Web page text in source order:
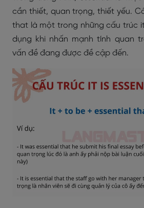
cần thiết, quan trọng, thiết yếu.
that là một trong những cấu trúc
dụng khi nhấn mạnh tính quan
vấn đề đang được đề cập đến.